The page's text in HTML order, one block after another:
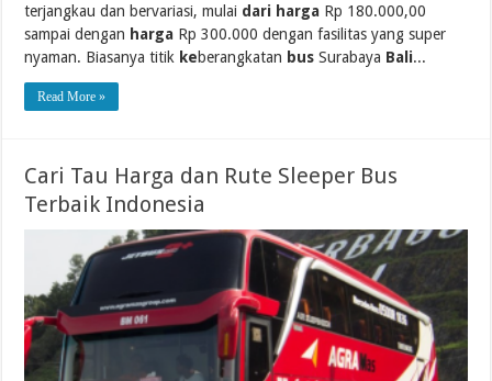
terjangkau dan bervariasi, mulai dari harga Rp 180.000,00
sampai dengan harga Rp 300.000 dengan fasilitas yang super
nyaman. Biasanya titik keberangkatan bus Surabaya Bali...
Read More »
Cari Tau Harga dan Rute Sleeper Bus
Terbaik Indonesia